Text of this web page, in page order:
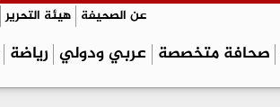
عن الصحيفة هيئة التحرير
صحافة متخصصة عربي ودولي رياضة